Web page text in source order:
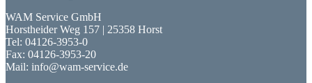
WAM Service GmbH
Horstheider Weg 157 | 25358 Horst
Tel: 04126-3953-0
Fax: 04126-3953-20
Mail: info@wam-service.de